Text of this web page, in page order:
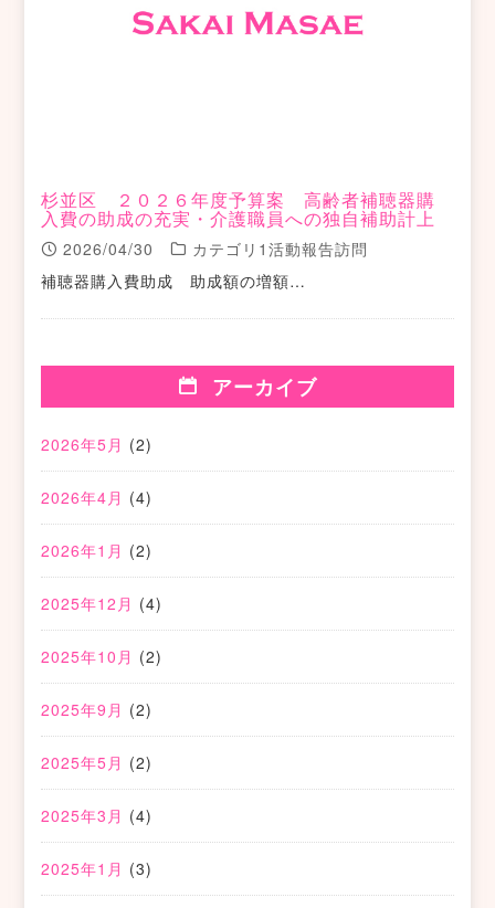
杉並区 ２０２６年度予算案 高齢者補聴器購
入費の助成の充実・介護職員への独自補助計上
2026/04/30
カテゴリ1活動報告訪問
補聴器購入費助成 助成額の増額…
アーカイブ
2026年5月 (2)
2026年4月 (4)
2026年1月 (2)
2025年12月 (4)
2025年10月 (2)
2025年9月 (2)
2025年5月 (2)
2025年3月 (4)
2025年1月 (3)